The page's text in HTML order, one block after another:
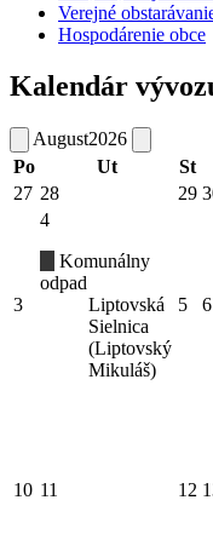
Verejné
Hospodárenie obce
Kalendár
August2026
Po
Ut St
27 28 29
3
4
Komunálny
odpad
Liptovská
Sielnica
(Liptovský
Mikuláš)
5 6
10 11 12